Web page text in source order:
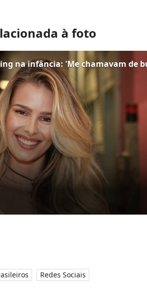
à foto
na infância: 'Me chamavam de
Redes Sociais